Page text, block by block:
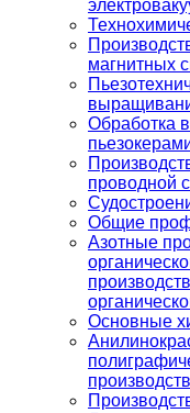
магнитных
Обработка
проводной
Общие
Азотные
Основные